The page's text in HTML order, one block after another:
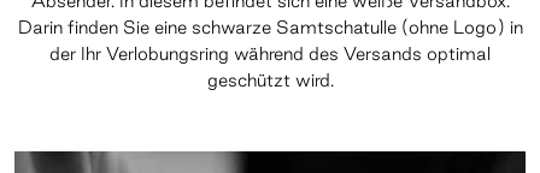
Darin finden Sie eine schwarze Samtschatulle (ohne Logo) in
der Ihr Verlobungsring während des Versands optimal
geschützt wird.